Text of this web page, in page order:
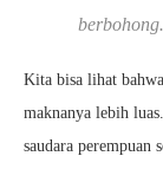
Kita bisa lihat
maknanya lebih
saudara perempuan